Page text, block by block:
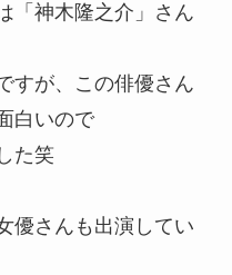
「神木隆之介」さん
すが、この俳優さん
白いので
た笑
優さんも出演してい